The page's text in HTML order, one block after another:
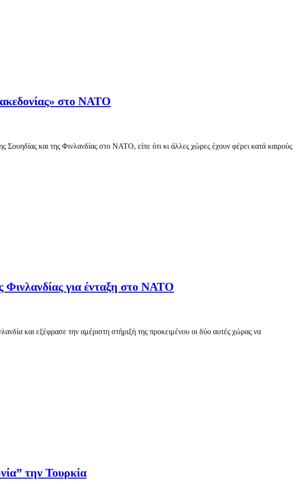
στο ΝΑΤΟ
και της Φινλανδίας στο ΝΑΤΟ, είπε ότι κι άλλες χώρες έχουν φέρει κατά καιρούς
Φινλανδίας για ένταξη στο ΝΑΤΟ
και εξέφρασε την αμέριστη στήριξή της προκειμένου οι δύο αυτές χώρας να
την Τουρκία